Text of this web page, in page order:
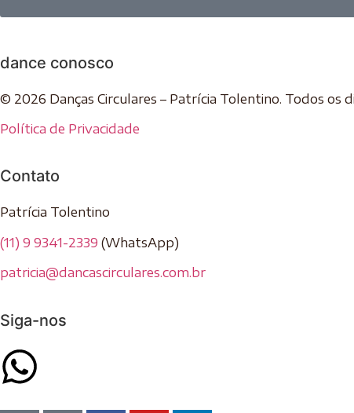
dance conosco
© 2026 Danças Circulares – Patrícia Tolentino. Todos os
Política de Privacidade
Contato
Patrícia Tolentino
(11) 9 9341-2339 (WhatsApp)
patricia@dancascirculares.com.br
Siga-nos